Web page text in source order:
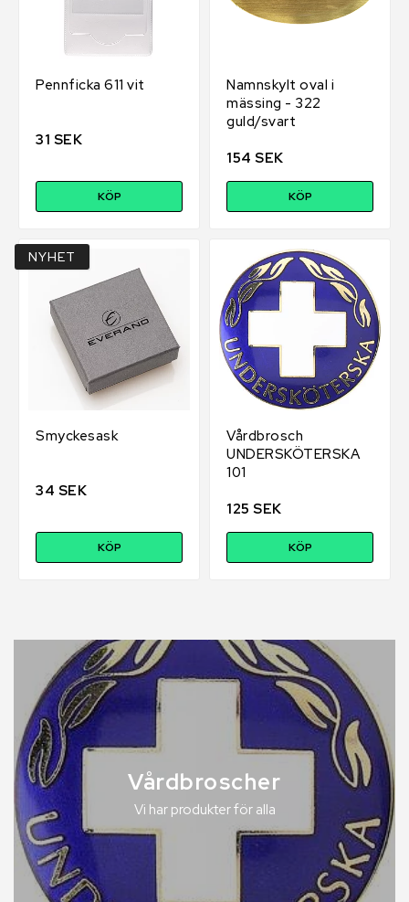
Pennficka 611 vit
31 SEK
KÖP
Namnskylt oval i
mässing - 322
guld/svart
154 SEK
KÖP
NYHET
Smyckesask
34 SEK
KÖP
Vårdbrosch
UNDERSKÖTERSKA
101
125 SEK
KÖP
Vårdbroscher
Vi har produkter för alla